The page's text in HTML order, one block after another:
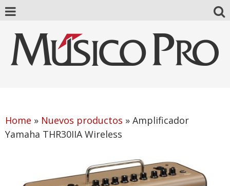
Home » Nuevos productos » Amplificador
Yamaha THR30IIA Wireless